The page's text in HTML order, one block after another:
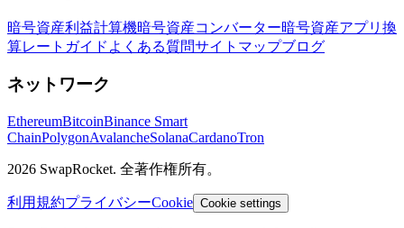
暗号資産利益計算機暗号資産コンバーター暗号資産アプリ 換
算レート ガイド よくある質問サイトマップブログ
ネットワーク
EthereumBitcoinBinance Smart
ChainPolygonAvalancheSolanaCardanoTron
2026 SwapRocket. 全著作権所有。
利用規約プライバシーCookie Cookie settings